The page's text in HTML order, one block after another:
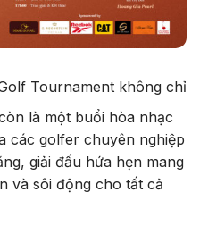
Tournament không chỉ
là một buổi hòa nhạc
các golfer chuyên nghiệp
giải đấu hứa hẹn mang
và sôi động cho tất cả